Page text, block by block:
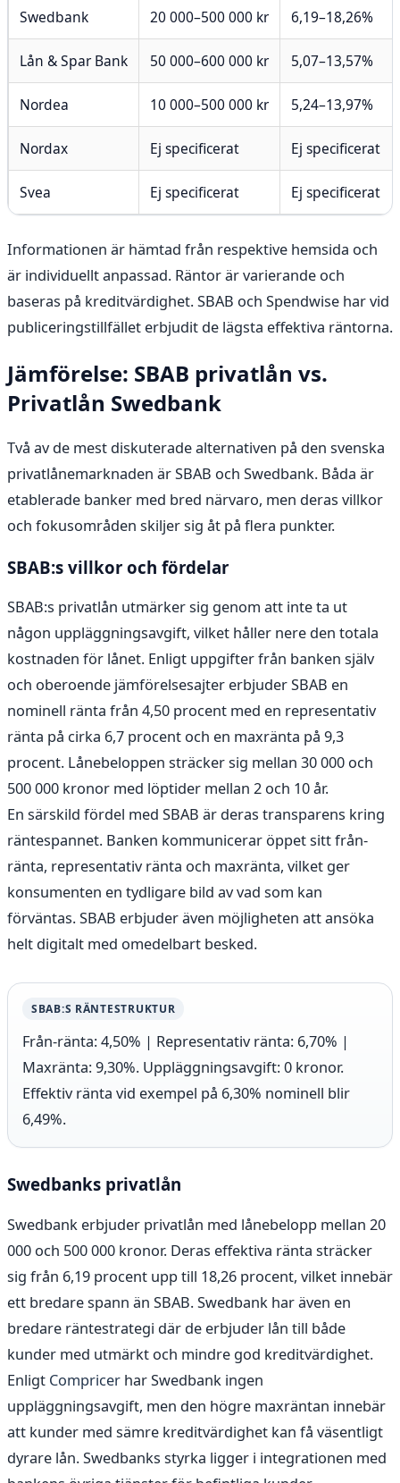
Swedbank 20 000–500 000 kr 6,19–18,26%
Lån & Spar Bank 50 000–600 000 kr 5,07–13,57%
Nordea 10 000–500 000 kr 5,24–13,97%
Nordax Ej specificerat Ej specificerat
Svea Ej specificerat Ej specificerat
Informationen är hämtad från respektive hemsida och
är individuellt anpassad. Räntor är varierande och
baseras på kreditvärdighet. SBAB och Spendwise har vid
publiceringstillfället erbjudit de lägsta effektiva räntorna.
Jämförelse: SBAB privatlån vs.
Privatlån Swedbank
Två av de mest diskuterade alternativen på den svenska
privatlånemarknaden är SBAB och Swedbank. Båda är
etablerade banker med bred närvaro, men deras villkor
och fokusområden skiljer sig åt på flera punkter.
SBAB:s villkor och fördelar
SBAB:s privatlån utmärker sig genom att inte ta ut
någon uppläggningsavgift, vilket håller nere den totala
kostnaden för lånet. Enligt uppgifter från banken själv
och oberoende jämförelsesajter erbjuder SBAB en
nominell ränta från 4,50 procent med en representativ
ränta på cirka 6,7 procent och en maxränta på 9,3
procent. Lånebeloppen sträcker sig mellan 30 000 och
500 000 kronor med löptider mellan 2 och 10 år.
En särskild fördel med SBAB är deras transparens kring
räntespannet. Banken kommunicerar öppet sitt från-
ränta, representativ ränta och maxränta, vilket ger
konsumenten en tydligare bild av vad som kan
förväntas. SBAB erbjuder även möjligheten att ansöka
helt digitalt med omedelbart besked.
SBAB:S RÄNTESTRUKTUR
Från-ränta: 4,50% | Representativ ränta: 6,70% |
Maxränta: 9,30%. Uppläggningsavgift: 0 kronor.
Effektiv ränta vid exempel på 6,30% nominell blir
6,49%.
Swedbanks privatlån
Swedbank erbjuder privatlån med lånebelopp mellan 20
000 och 500 000 kronor. Deras effektiva ränta sträcker
sig från 6,19 procent upp till 18,26 procent, vilket innebär
ett bredare spann än SBAB. Swedbank har även en
bredare räntestrategi där de erbjuder lån till både
kunder med utmärkt och mindre god kreditvärdighet.
Enligt Compricer har Swedbank ingen
uppläggningsavgift, men den högre maxräntan innebär
att kunder med sämre kreditvärdighet kan få väsentligt
dyrare lån. Swedbanks styrka ligger i integrationen med